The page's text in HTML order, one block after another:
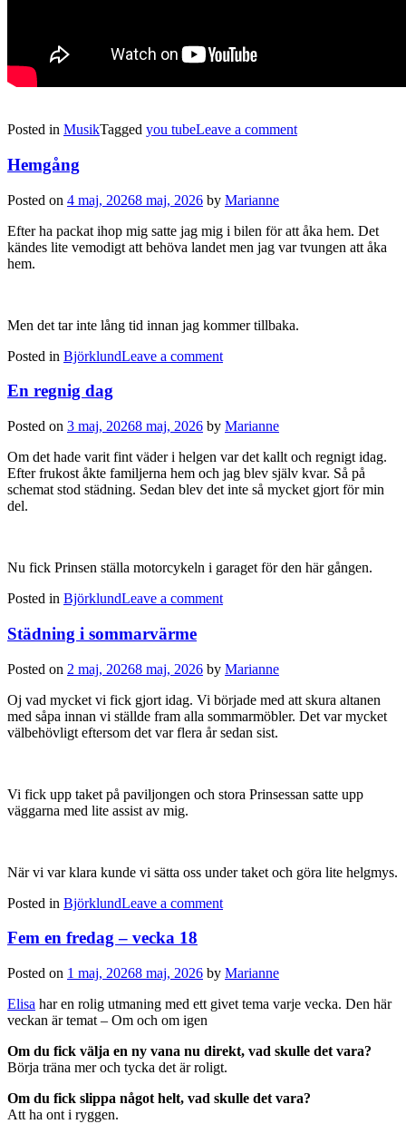
Posted in MusikTagged you tubeLeave a comment
Hemgång
Posted on 4 maj, 20268 maj, 2026 by Marianne
Efter ha packat ihop mig satte jag mig i bilen för att åka hem. Det
kändes lite vemodigt att behöva landet men jag var tvungen att åka
hem.
Men det tar inte lång tid innan jag kommer tillbaka.
Posted in BjörklundLeave a comment
En regnig dag
Posted on 3 maj, 20268 maj, 2026 by Marianne
Om det hade varit fint väder i helgen var det kallt och regnigt idag.
Efter frukost åkte familjerna hem och jag blev själv kvar. Så på
schemat stod städning. Sedan blev det inte så mycket gjort för min
del.
Nu fick Prinsen ställa motorcykeln i garaget för den här gången.
Posted in BjörklundLeave a comment
Städning i sommarvärme
Posted on 2 maj, 20268 maj, 2026 by Marianne
Oj vad mycket vi fick gjort idag. Vi började med att skura altanen
med såpa innan vi ställde fram alla sommarmöbler. Det var mycket
välbehövligt eftersom det var flera år sedan sist.
Vi fick upp taket på paviljongen och stora Prinsessan satte upp
väggarna med lite assist av mig.
När vi var klara kunde vi sätta oss under taket och göra lite helgmys.
Posted in BjörklundLeave a comment
Fem en fredag – vecka 18
Posted on 1 maj, 20268 maj, 2026 by Marianne
Elisa har en rolig utmaning med ett givet tema varje vecka. Den här
veckan är temat – Om och om igen
Om du fick välja en ny vana nu direkt, vad skulle det vara?
Börja träna mer och tycka det är roligt.
Om du fick slippa något helt, vad skulle det vara?
Att ha ont i ryggen.